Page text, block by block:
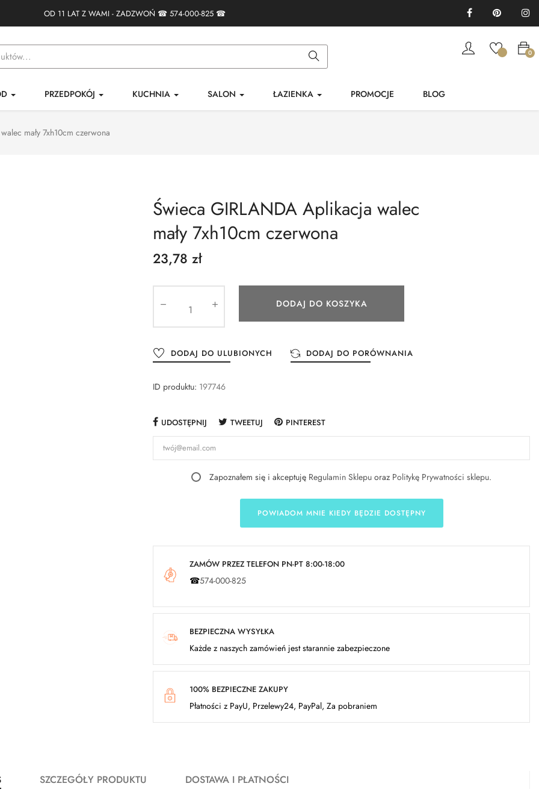
OD 11 LAT Z WAMI - ZADZWOŃ ☎ 574-000-825 ☎ FacebookPinterest
0
PRZEDPOKÓJ KUCHNIA SALON ŁAZIENKA PROMOCJE BLOG
mały 7xh10cm czerwona
Świeca GIRLANDA Aplikacja walec
mały 7xh10cm czerwona
23,78 zł
DODAJ DO KOSZYKA
DODAJ DO ULUBIONYCH DODAJ DO PORÓWNANIA
ID produktu: 197746
UDOSTĘPNIJ TWEETUJ PINTEREST
Zapoznałem się i akceptuję Regulamin Sklepu oraz Politykę Prywatności sklepu.
POWIADOM MNIE KIEDY BĘDZIE DOSTĘPNY
ZAMÓW PRZEZ TELEFON PN-PT 8:00-18:00
☎574-000-825
BEZPIECZNA WYSYŁKA
Każde z naszych zamówień jest starannie zabezpieczone
100% BEZPIECZNE ZAKUPY
Płatności z PayU, Przelewy24, PayPal, Za pobraniem
SZCZEGÓŁY PRODUKTU DOSTAWA I PŁATNOŚCI